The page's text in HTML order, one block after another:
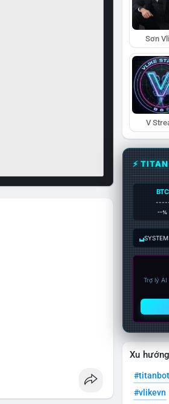
Sơn
V
⚡
BTC
--%
Trợ lý
Xu
#titanbot
#vlikevn